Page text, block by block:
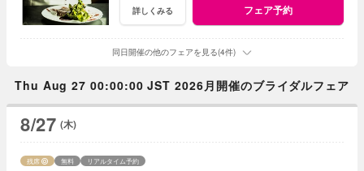
詳しくみる フェア予約
同日開催の他のフェアを見る(4件)
Thu Aug 27 00:00:00 JST 2026月開催のブライダルフェア
8/27 (木)
残席 無料 リアルタイム予約